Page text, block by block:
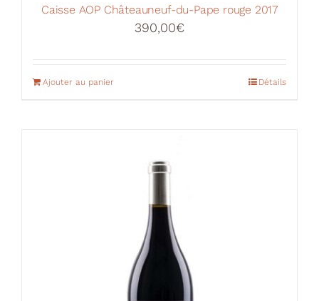
Caisse AOP Châteauneuf-du-Pape rouge 2017
390,00€
Ajouter au panier Détails